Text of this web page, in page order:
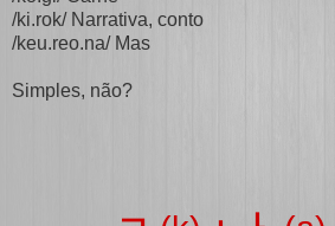
/ki.rok/ Narrativa, conto
/keu.reo.na/ Mas
Simples, não?